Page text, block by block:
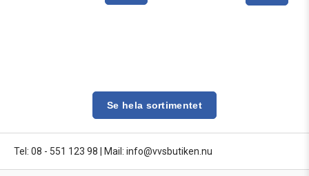
Se hela sortimentet
Tel: 08 - 551 123 98 Mail: info@vvsbutiken.nu